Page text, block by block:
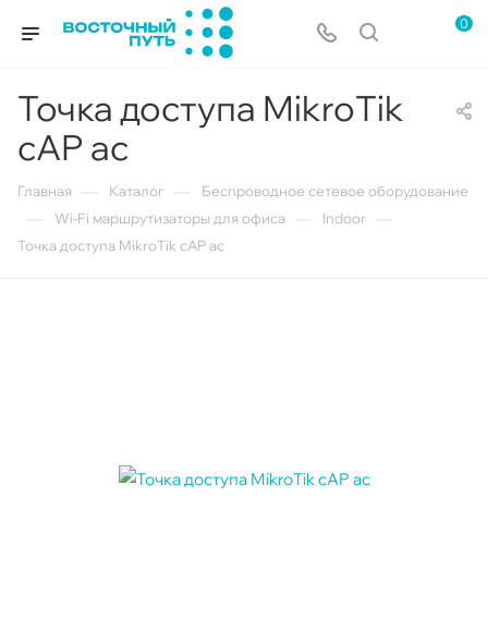
0
Точка доступа MikroTik
cAP ac
Главная Каталог Беспроводное сетевое оборудование
Wi-Fi маршрутизаторы для офиса Indoor
Точка доступа MikroTik cAP ac